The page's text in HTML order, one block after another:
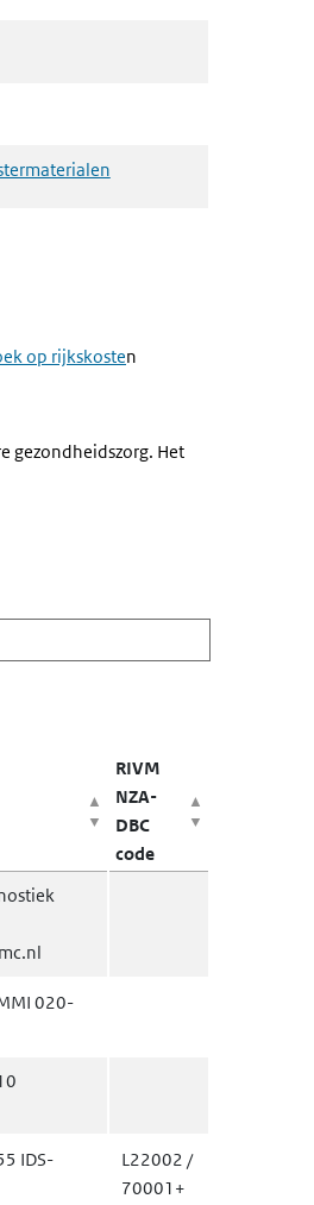
op rijkskosten
gezondheidszorg. Het
RIVM
NZA-
DBC
code
020-
IDS-
L22002 /
70001+